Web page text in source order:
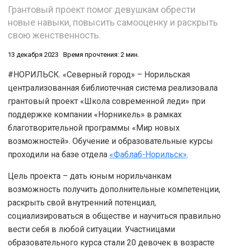
Грантовый проект помог девушкам обрести
новые навыки, повысить самооценку и раскрыть
свою женственность.
13 декабря 2023 Время прочтения: 2 мин.
#НОРИЛЬСК. «Северный город» – Норильская
централизованная библиотечная система реализовала
грантовый проект «Школа современной леди» при
поддержке компании «Норникель» в рамках
благотворительной программы «Мир новых
возможностей». Обучение и образовательные курсы
проходили на базе отдела «Фаблаб-Норильск».
Цель проекта – дать юным норильчанкам
возможность получить дополнительные компетенции,
раскрыть свой внутренний потенциал,
социализироваться в обществе и научиться правильно
вести себя в любой ситуации. Участницами
образовательного курса стали 20 девочек в возрасте